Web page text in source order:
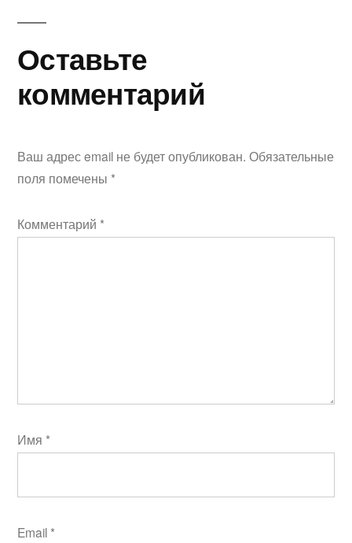
Оставьте
комментарий
Ваш адрес email не будет опубликован. Обязательные
поля помечены *
Комментарий *
Имя *
Email *